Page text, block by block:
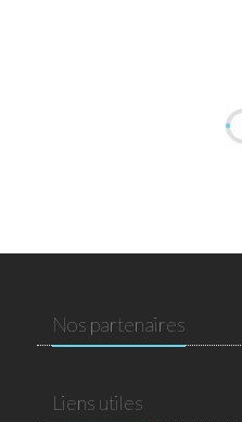
Nos partenaires
Liens utiles